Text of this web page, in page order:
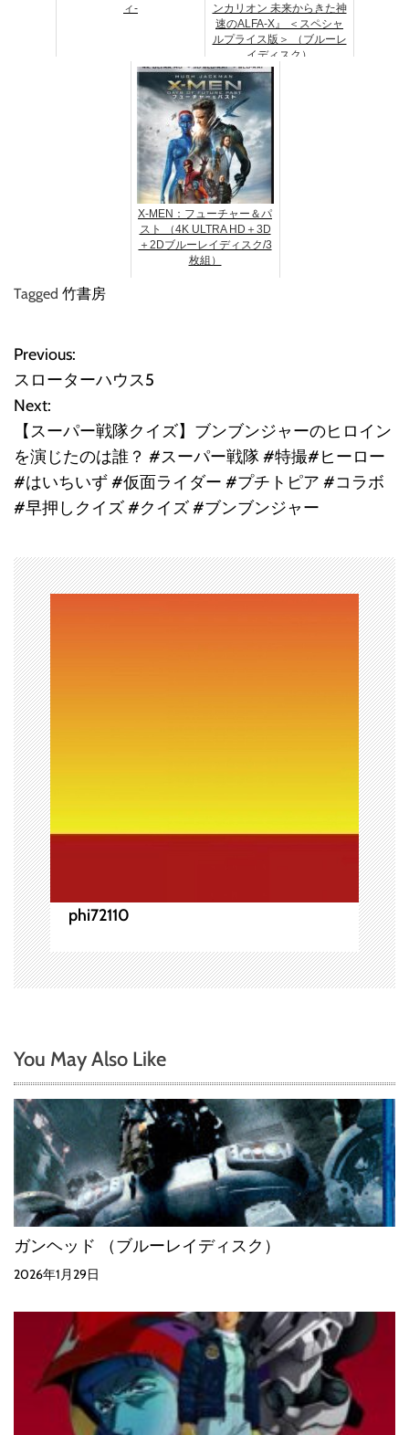
ィ-
ンカリオン 未来からきた神
速のALFA-X』 ＜スペシャ
ルプライス版＞ （ブルーレ
イディスク）
X-MEN：フューチャー＆パ
スト （4K ULTRA HD＋3D
＋2Dブルーレイディスク/3
枚組）
Tagged 竹書房
投
稿
ナ
ビ
ゲ
ー
シ
ョ
ン
Previous:
スローターハウス5
Next:
【スーパー戦隊クイズ】ブンブンジャーのヒロイン
を演じたのは誰？ #スーパー戦隊 #特撮#ヒーロー
#はいちいず #仮面ライダー #プチトピア #コラボ
#早押しクイズ #クイズ #ブンブンジャー
phi72110
You May Also Like
ガンヘッド （ブルーレイディスク）
2026年1月29日